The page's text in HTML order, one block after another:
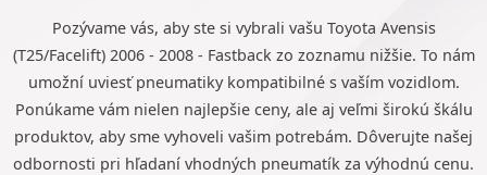
Pozývame vás, aby ste si vybrali vašu Toyota Avensis
(T25/Facelift) 2006 - 2008 - Fastback zo zoznamu nižšie. To nám
umožní uviesť pneumatiky kompatibilné s vaším vozidlom.
Ponúkame vám nielen najlepšie ceny, ale aj veľmi širokú škálu
produktov, aby sme vyhoveli vašim potrebám. Dôverujte našej
odbornosti pri hľadaní vhodných pneumatík za výhodnú cenu.